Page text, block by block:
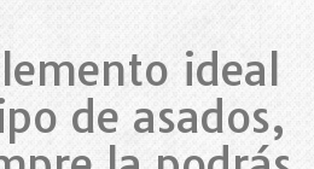
ideal
de asados,